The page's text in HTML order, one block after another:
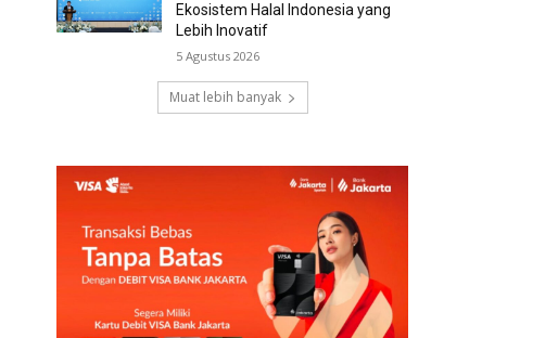
Ekosistem Halal Indonesia yang
Lebih Inovatif
5 Agustus 2026
Muat lebih banyak